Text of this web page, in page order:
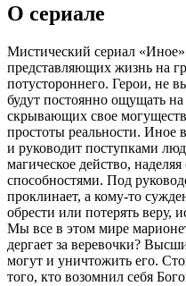
О сериале
Мистический сериал
представляющих жизнь на
потустороннего. Герои, не
будут постоянно ощущать
скрывающих свое
простоты реальности. Иное
и руководит поступками
магическое действо,
способностями. Под
проклинает, а кому-то
обрести или потерять веру,
Мы все в этом мире
дергает за веревочки?
могут и уничтожить его.
того, кто возомнил себя